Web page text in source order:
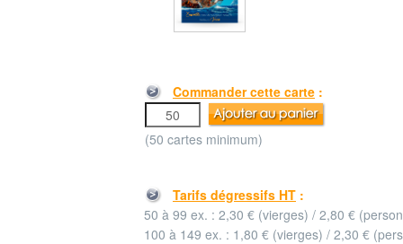
Commander cette carte :
(50 cartes minimum)
Tarifs dégressifs HT :
50 à 99 ex. : 2,30 € (vierges) / 2,80 €
100 à 149 ex. : 1,80 € (vierges) / 2,30 €